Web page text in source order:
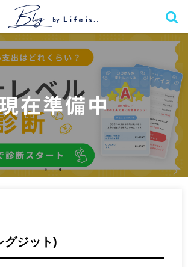
ジット)